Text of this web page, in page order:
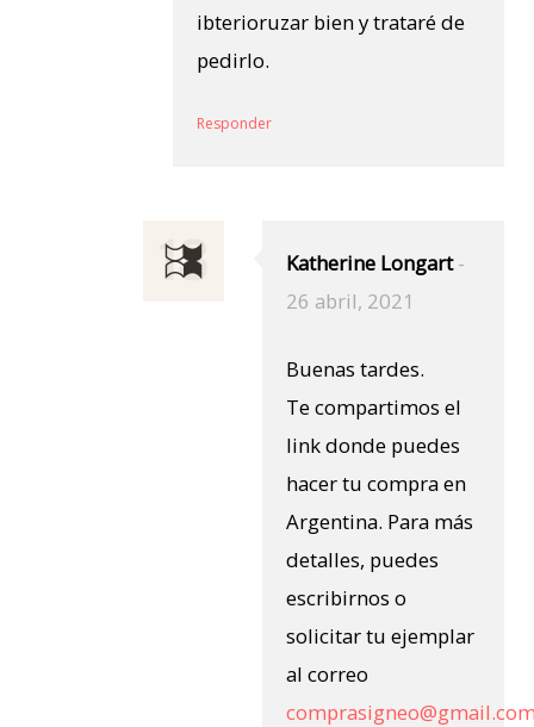
ibterioruzar bien y trataré de
pedirlo.
Responder
Katherine Longart-
26 abril, 2021
Buenas tardes.
Te compartimos el
link donde puedes
hacer tu compra en
Argentina. Para más
detalles, puedes
escribirnos o
solicitar tu ejemplar
al correo